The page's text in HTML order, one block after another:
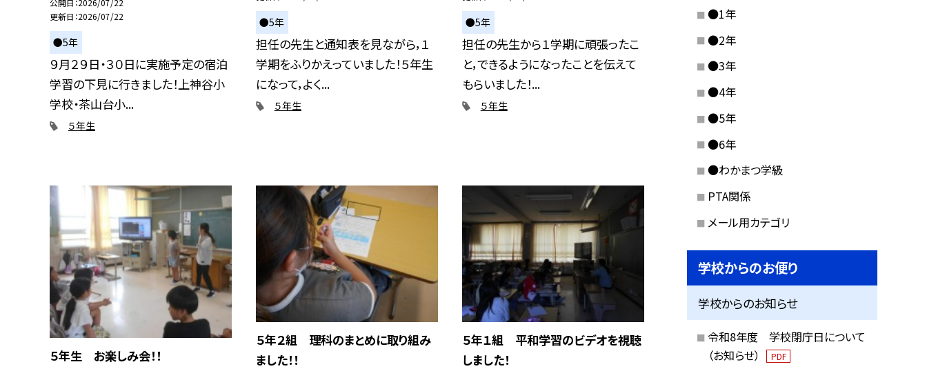
更新日 2026/07/22
●5年
９月２９日・３０日に実施予定の宿泊
学習の下見に行きました！上神谷小
学校・茶山台小...
５年生
●5年
担任の先生と通知表を見ながら，１
学期をふりかえっていました！５年生
になって，よく...
５年生
●5年
担任の先生から１学期に頑張ったこ
と，できるようになったことを伝えて
もらいました！...
５年生
５年生 お楽しみ会！！
５年２組 理科のまとめに取り組み
ました！！
５年１組 平和学習のビデオを視聴
しました！
●1年
●2年
●3年
●4年
●5年
●6年
●わかまつ学級
PTA関係
メール用カテゴリ
学校からのお便り
学校からのお知らせ
令和8年度 学校閉庁日について
（お知らせ）
PDF